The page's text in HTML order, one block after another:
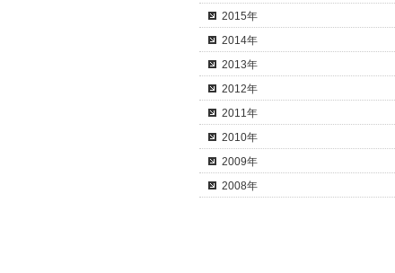
2015年
2014年
2013年
2012年
2011年
2010年
2009年
2008年